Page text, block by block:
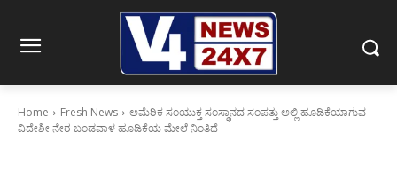
Home Fresh News
ಅಮೆರಿಕ ಸಂಯುಕ್ತ ಸಂಸ್ಥಾನದ ಸಂಪತ್ತು ಅಲ್ಲಿ ಹೂಡಿಕೆಯಾಗುವ
ವಿದೇಶೀ ನೇರ ಬಂಡವಾಳ ಹೂಡಿಕೆಯ ಮೇಲೆ ನಿಂತಿದೆ